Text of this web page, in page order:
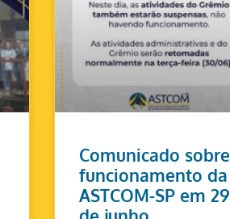
Comunicado sobre
funcionamento da
ASTCOM-SP em 29